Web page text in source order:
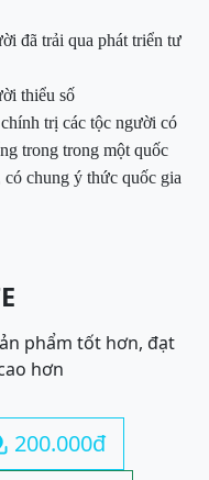
đã trải qua phát triển tư
thiểu số
nh trị các tộc người có
trong trong một quốc
chung ý thức quốc gia
phẩm tốt hơn, đạt
hơn
200.000đ